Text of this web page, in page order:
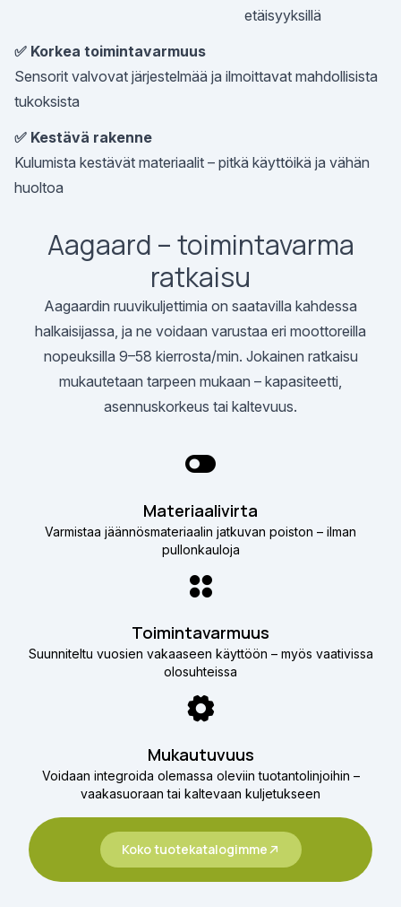
etäisyyksillä
✅ Korkea toimintavarmuus
Sensorit valvovat järjestelmää ja ilmoittavat mahdollisista
tukoksista
✅ Kestävä rakenne
Kulumista kestävät materiaalit – pitkä käyttöikä ja vähän
huoltoa
Aagaard – toimintavarma
ratkaisu
Aagaardin ruuvikuljettimia on saatavilla kahdessa
halkaisijassa, ja ne voidaan varustaa eri moottoreilla
nopeuksilla 9–58 kierrosta/min. Jokainen ratkaisu
mukautetaan tarpeen mukaan – kapasiteetti,
asennuskorkeus tai kaltevuus.
Materiaalivirta
Varmistaa jäännösmateriaalin jatkuvan poiston – ilman
pullonkauloja
Toimintavarmuus
Suunniteltu vuosien vakaaseen käyttöön – myös vaativissa
olosuhteissa
Mukautuvuus
Voidaan integroida olemassa oleviin tuotantolinjoihin –
vaakasuoraan tai kaltevaan kuljetukseen
Koko tuotekatalogimme